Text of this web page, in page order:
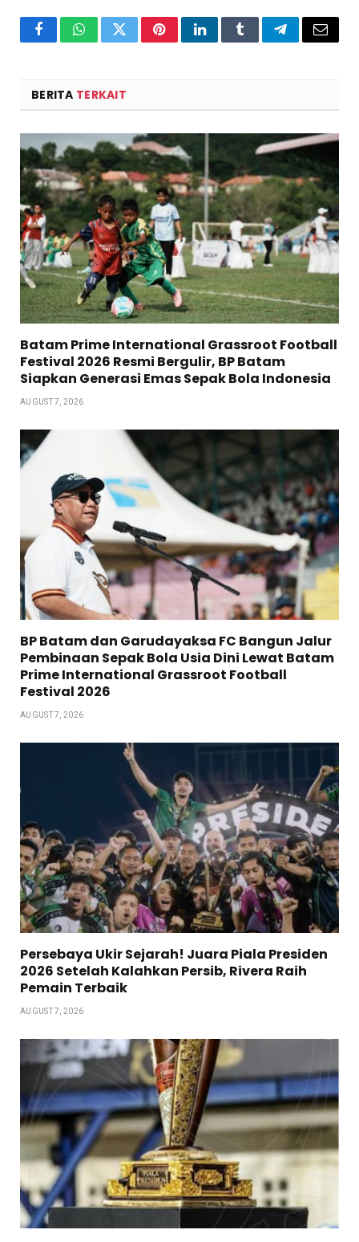
FacebookWhatsAppTwitterPinterestLinkedInTumblrTelegramEmail
BERITA TERKAIT
Batam Prime International Grassroot Football
Festival 2026 Resmi Bergulir, BP Batam
Siapkan Generasi Emas Sepak Bola Indonesia
AUGUST 7, 2026
BP Batam dan Garudayaksa FC Bangun Jalur
Pembinaan Sepak Bola Usia Dini Lewat Batam
Prime International Grassroot Football
Festival 2026
AUGUST 7, 2026
Persebaya Ukir Sejarah! Juara Piala Presiden
2026 Setelah Kalahkan Persib, Rivera Raih
Pemain Terbaik
AUGUST 7, 2026